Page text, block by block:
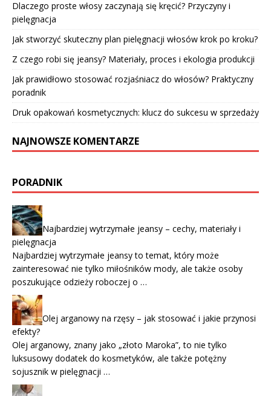
Dlaczego proste włosy zaczynają się kręcić? Przyczyny i
pielęgnacja
Jak stworzyć skuteczny plan pielęgnacji włosów krok po kroku?
Z czego robi się jeansy? Materiały, proces i ekologia produkcji
Jak prawidłowo stosować rozjaśniacz do włosów? Praktyczny
poradnik
Druk opakowań kosmetycznych: klucz do sukcesu w sprzedaży
NAJNOWSZE KOMENTARZE
PORADNIK
Najbardziej wytrzymałe jeansy – cechy, materiały i
pielęgnacja
Najbardziej wytrzymałe jeansy to temat, który może
zainteresować nie tylko miłośników mody, ale także osoby
poszukujące odzieży roboczej o …
Olej arganowy na rzęsy – jak stosować i jakie przynosi
efekty?
Olej arganowy, znany jako „złoto Maroka”, to nie tylko
luksusowy dodatek do kosmetyków, ale także potężny
sojusznik w pielęgnacji …